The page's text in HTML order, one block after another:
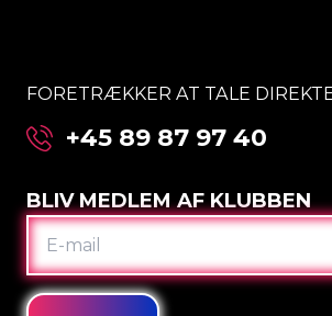
FORETRÆKKER AT TALE
+45 89 87 97 40
BLIV MEDLEM AF KLUBBEN
E-
MAIL